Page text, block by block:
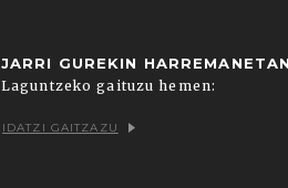
JARRI GUREKIN HARREMANETAN
Laguntzeko gaituzu hemen:
IDATZI GAITZAZU